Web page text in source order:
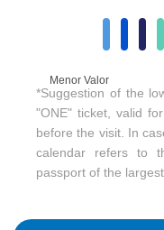
Menor Valor
*Suggestion of the
"ONE" ticket, valid
before the visit. In
calendar refers to
passport of the largest